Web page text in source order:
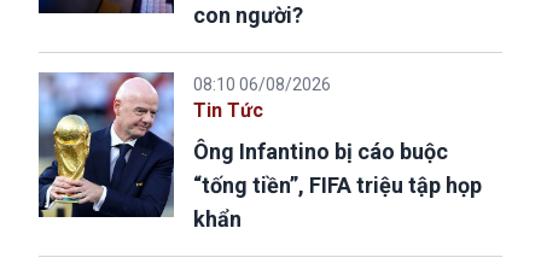
con người?
08:10 06/08/2026
Tin Tức
Ông Infantino bị cáo buộc
“tống tiền”, FIFA triệu tập họp
khẩn